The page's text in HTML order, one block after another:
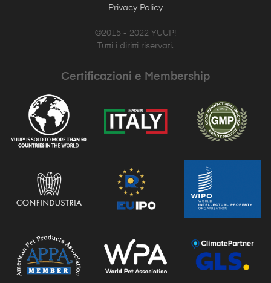
Privacy Policy
©2015 - 2022 YUUP!
Tutti i diritti riservati.
Certificazioni e Membership